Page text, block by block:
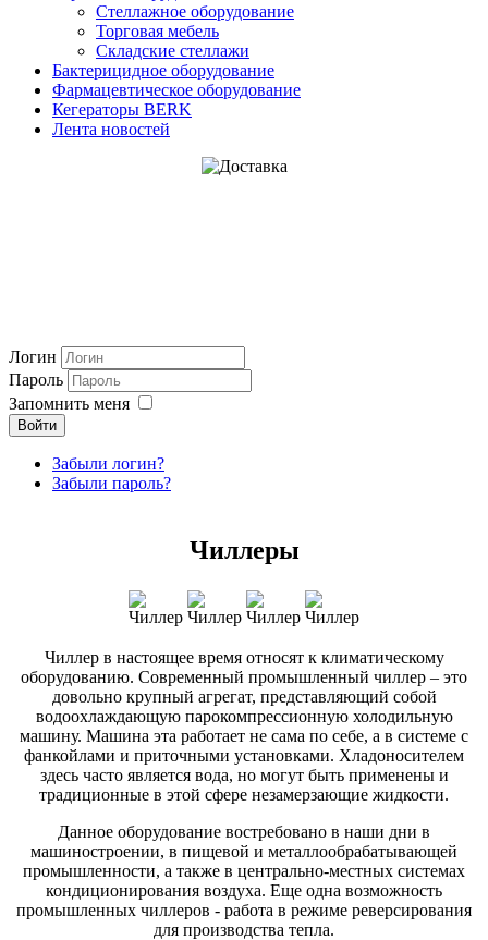
Стеллажное оборудование
Торговая мебель
Складские стеллажи
Бактерицидное оборудование
Фармацевтическое оборудование
Кегераторы BERK
Лента новостей
Логин
Пароль
Запомнить меня
Войти
Забыли логин?
Забыли пароль?
Чиллеры
Чиллер в настоящее время относят к климатическому
оборудованию. Современный промышленный чиллер – это
довольно крупный агрегат, представляющий собой
водоохлаждающую парокомпрессионную холодильную
машину. Машина эта работает не сама по себе, а в системе с
фанкойлами и приточными установками. Хладоносителем
здесь часто является вода, но могут быть применены и
традиционные в этой сфере незамерзающие жидкости.
Данное оборудование востребовано в наши дни в
машиностроении, в пищевой и металлообрабатывающей
промышленности, а также в центрально-местных системах
кондиционирования воздуха. Еще одна возможность
промышленных чиллеров - работа в режиме реверсирования
для производства тепла.